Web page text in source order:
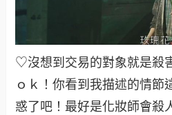
♡沒想到交易的對象就是殺
ｏｋ！你看到我描述的情節
惑了吧！最好是化妝師會殺